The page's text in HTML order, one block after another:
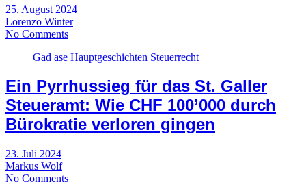
25. August 2024
Lorenzo Winter
No Comments
Gad ase Hauptgeschichten Steuerrecht
Ein Pyrrhussieg für das St. Galler
Steueramt: Wie CHF 100’000 durch
Bürokratie verloren gingen
23. Juli 2024
Markus Wolf
No Comments